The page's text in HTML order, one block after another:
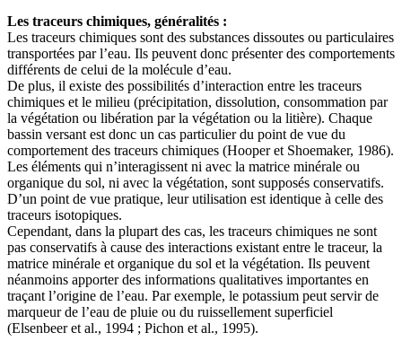
Les traceurs chimiques, généralités :
Les traceurs chimiques sont des substances dissoutes ou particulaires
transportées par l’eau. Ils peuvent donc présenter des comportements
différents de celui de la molécule d’eau.
De plus, il existe des possibilités d’interaction entre les traceurs
chimiques et le milieu (précipitation, dissolution, consommation par
la végétation ou libération par la végétation ou la litière). Chaque
bassin versant est donc un cas particulier du point de vue du
comportement des traceurs chimiques (Hooper et Shoemaker, 1986).
Les éléments qui n’interagissent ni avec la matrice minérale ou
organique du sol, ni avec la végétation, sont supposés conservatifs.
D’un point de vue pratique, leur utilisation est identique à celle des
traceurs isotopiques.
Cependant, dans la plupart des cas, les traceurs chimiques ne sont
pas conservatifs à cause des interactions existant entre le traceur, la
matrice minérale et organique du sol et la végétation. Ils peuvent
néanmoins apporter des informations qualitatives importantes en
traçant l’origine de l’eau. Par exemple, le potassium peut servir de
marqueur de l’eau de pluie ou du ruissellement superficiel
(Elsenbeer et al., 1994 ; Pichon et al., 1995).